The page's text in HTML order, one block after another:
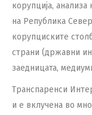
корупција,
на Република
корупциските
страни (државни
заедницата,
Транспаренси
и е вклучена во